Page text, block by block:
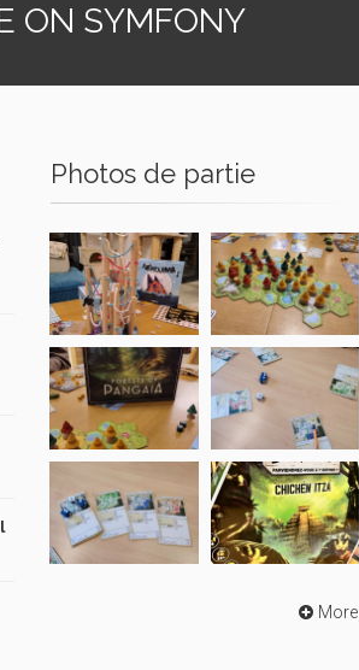
ON SYMFONY
Photos de partie
More